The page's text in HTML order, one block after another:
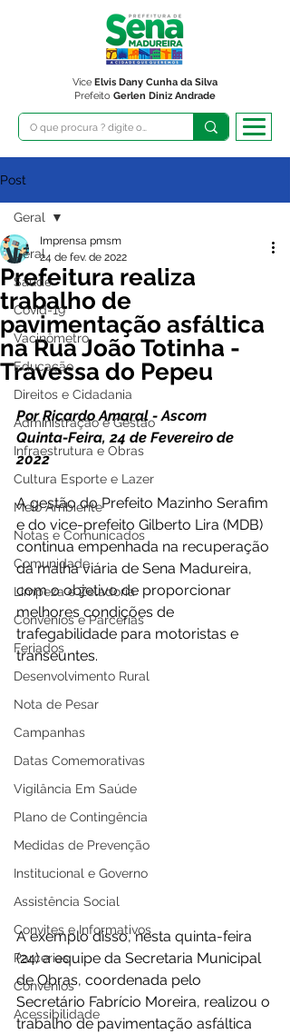
Prefeito Gerlen Diniz Andrade
Vice Elvis Dany Cunha da Silva
Post
Geral
Saúde
Covid-19
Vacinômetro
Educação
Direitos e Cidadania
Administração e Gestão
Infraestrutura e Obras
Cultura Esporte e Lazer
Meio Ambiente
Notas e Comunicados
Comunidade
Limpeza e Zeladoria
Convênios e Parcerias
Feriados
Desenvolvimento Rural
Nota de Pesar
Campanhas
Datas Comemorativas
Vigilância Em Saúde
Plano de Contingência
Medidas de Prevenção
Institucional e Governo
Assistência Social
Convites e Informativos
Parcerias
Convênios
Acessibilidade
Geral
Prefeitura realiza
trabalho de
pavimentação asfáltica
na Rua João Totinha -
Travessa do Pepeu
Imprensa pmsm
24 de fev. de 2022
Por Ricardo Amaral - Ascom
Quinta-Feira, 24 de Fevereiro de
2022
A gestão do Prefeito Mazinho Serafim
e do vice-prefeito Gilberto Lira (MDB)
continua empenhada na recuperação
da malha viária de Sena Madureira,
com o objetivo de proporcionar
melhores condições de
trafegabilidade para motoristas e
transeuntes.
A exemplo disso, nesta quinta-feira
(24) a equipe da Secretaria Municipal
de Obras, coordenada pelo
Secretário Fabrício Moreira, realizou o
trabalho de pavimentação asfáltica